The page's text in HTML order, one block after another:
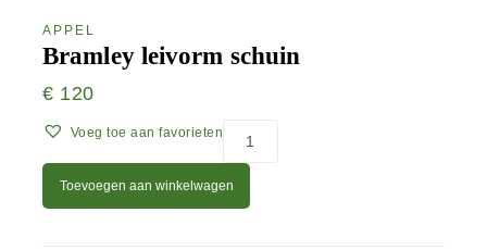
APPEL
Bramley leivorm schuin
€ 120
Voeg toe aan favorieten
Toevoegen aan winkelwagen